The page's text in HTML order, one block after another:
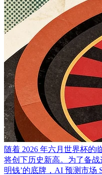
随着 2026 年六月世界杯的
将创下历史新高。为了备
明钱’的底牌，AI 预测市场